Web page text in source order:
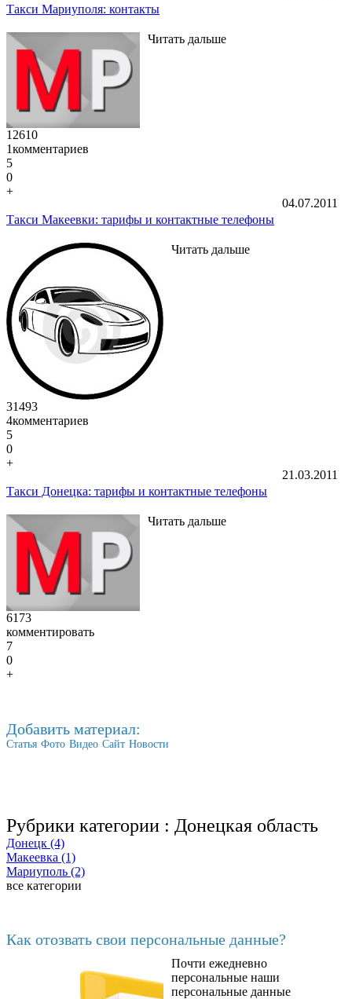
Такси Мариуполя: контакты
Читать дальше
12610
1комментариев
5
0
+
04.07.2011
Такси Макеевки: тарифы и контактные телефоны
Читать дальше
31493
4комментариев
5
0
+
21.03.2011
Такси Донецка: тарифы и контактные телефоны
Читать дальше
6173
комментировать
7
0
+
Добавить материал:
Статья Фото Видео Сайт Новости
Рубрики категории : Донецкая область
Донецк (4)
Макеевка (1)
Мариуполь (2)
все категории
Как отозвать свои персональные данные?
Почти ежедневно
персональные наши
персональные данные